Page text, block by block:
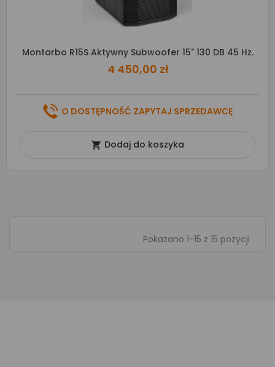
Montarbo R15S Aktywny Subwoofer 15" 130 DB 45 Hz.
4 450,00 zł
O DOSTĘPNOŚĆ ZAPYTAJ SPRZEDAWCĘ
 Dodaj do koszyka
Pokazano 1-15 z 15 pozycji